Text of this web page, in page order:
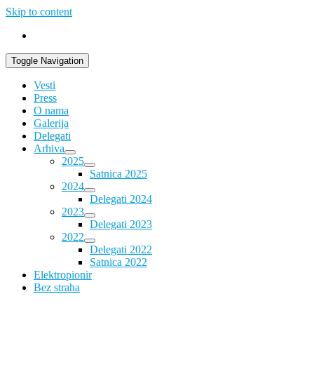
Skip to content
Toggle Navigation
Vesti
Press
O nama
Galerija
Delegati
Arhiva
2025
Satnica 2025
2024
Delegati 2024
2023
Delegati 2023
2022
Delegati 2022
Satnica 2022
Elektropionir
Bez straha